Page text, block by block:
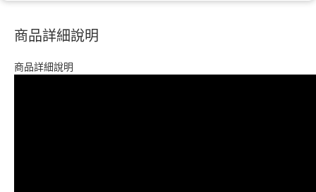
商品詳細說明
商品詳細說明